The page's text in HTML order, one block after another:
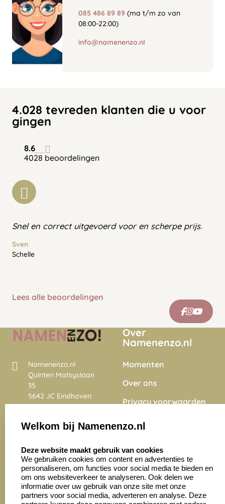
085 486 89 89 (ma t/m zo van
08:00-22:00)
info@namenenzo.nl
4.028 tevreden klanten die u voor
gingen
8.6
4028 beoordelingen
Snel en correct uitgevoerd voor en scherpe prijs.
Sven
Schelle
Lees alle beoordelingen
Namenenzo.nl
Quinten Matsyslaan
35
5642 JC Eindhoven
Nederland
4028 beoordelingen
Over
Namenenzo.nl
Momenten
Over ons
Privacy voorwaarden
Onze vacatures
Zakelijk:
Aanvraag op maat
Klantenservice:
Contact opnemen
Welkom bij Namenenzo.nl
Deze website maakt gebruik van cookies
We gebruiken cookies om content en advertenties te
personaliseren, om functies voor social media te bieden en
om ons websiteverkeer te analyseren. Ook delen we
informatie over uw gebruik van onze site met onze
partners voor social media, adverteren en analyse. Deze